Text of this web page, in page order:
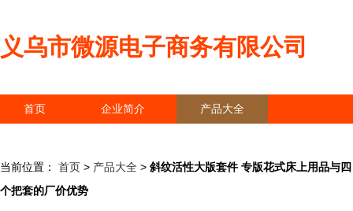
义乌市微源电子商务有限公司
首页 企业简介 产品大全
当前位置： 首页 > 产品大全 > 斜纹活性大版套件 专版花式床上用品与四
个把套的厂价优势